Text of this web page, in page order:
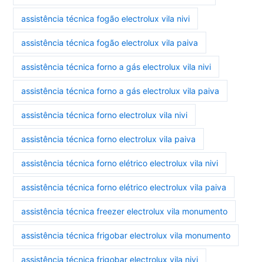
assistência técnica fogão electrolux vila nivi
assistência técnica fogão electrolux vila paiva
assistência técnica forno a gás electrolux vila nivi
assistência técnica forno a gás electrolux vila paiva
assistência técnica forno electrolux vila nivi
assistência técnica forno electrolux vila paiva
assistência técnica forno elétrico electrolux vila nivi
assistência técnica forno elétrico electrolux vila paiva
assistência técnica freezer electrolux vila monumento
assistência técnica frigobar electrolux vila monumento
assistência técnica frigobar electrolux vila nivi